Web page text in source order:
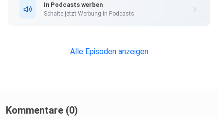
In Podcasts werben
Schalte jetzt Werbung in Podcasts.
Alle Episoden anzeigen
Kommentare (0)